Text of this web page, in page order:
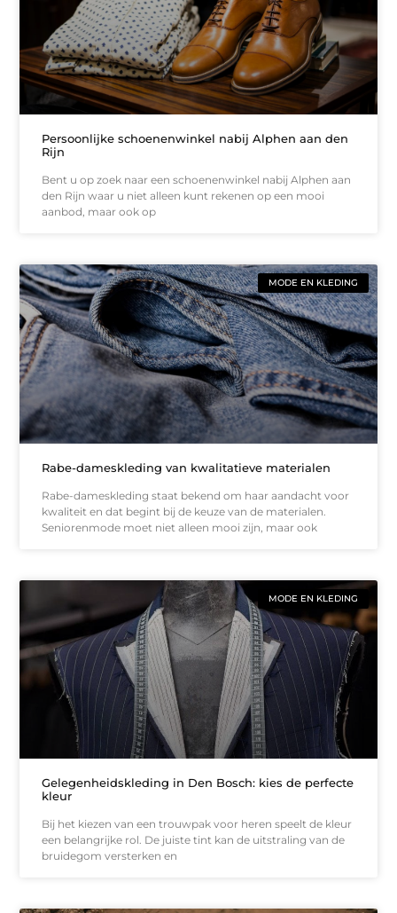
Persoonlijke schoenenwinkel nabij Alphen aan den
Rijn
Bent u op zoek naar een schoenenwinkel nabij Alphen aan
den Rijn waar u niet alleen kunt rekenen op een mooi
aanbod, maar ook op
MODE EN KLEDING
Rabe-dameskleding van kwalitatieve materialen
Rabe-dameskleding staat bekend om haar aandacht voor
kwaliteit en dat begint bij de keuze van de materialen.
Seniorenmode moet niet alleen mooi zijn, maar ook
MODE EN KLEDING
Gelegenheidskleding in Den Bosch: kies de perfecte
kleur
Bij het kiezen van een trouwpak voor heren speelt de kleur
een belangrijke rol. De juiste tint kan de uitstraling van de
bruidegom versterken en